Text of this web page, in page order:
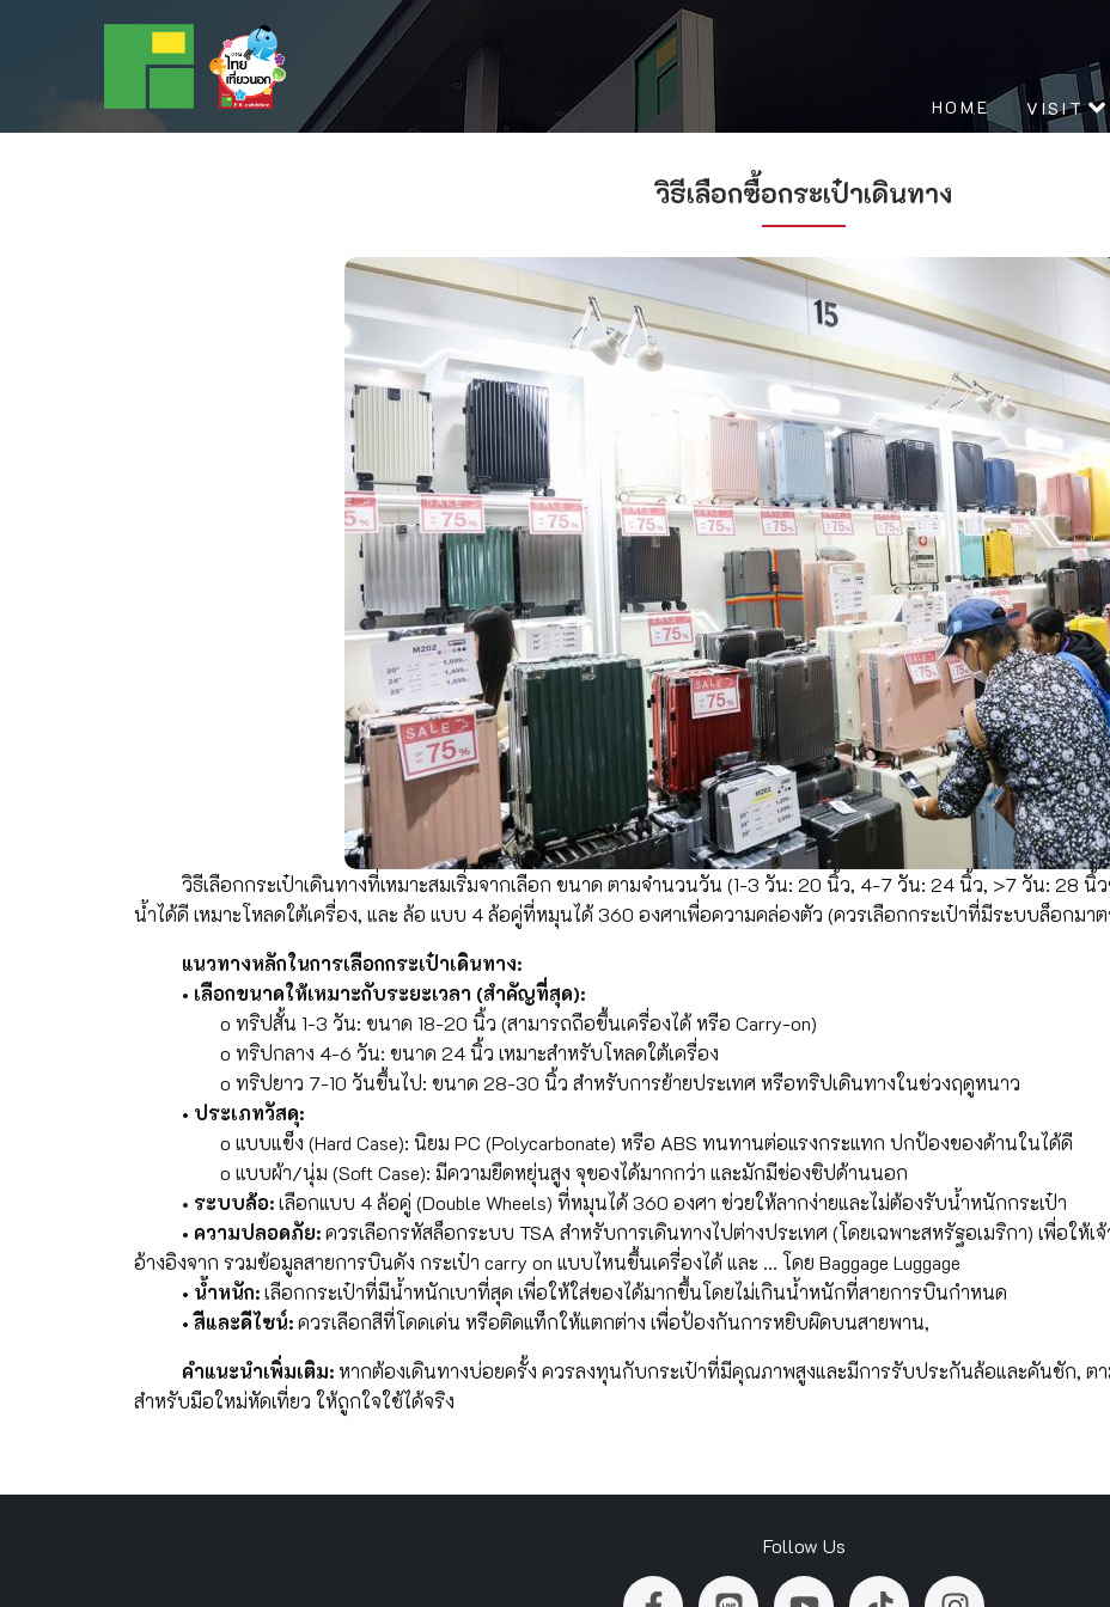
HOME VISIT
วิธีเลือกซื้อกระเป๋าเดินทาง
วิธีเลือกกระเป๋าเดินทางที่เหมาะสมเริ่มจากเลือก ขนาด ตามจำนวนวัน (1-3 วัน: 20 นิ้ว, 4-7 วัน: 24 นิ้ว, >7 วัน: 28
น้ำได้ดี เหมาะโหลดใต้เครื่อง, และ ล้อ แบบ 4 ล้อคู่ที่หมุนได้ 360 องศาเพื่อความคล่องตัว (ควรเลือกกระเป๋าที่มีระบบล็อกมา
แนวทางหลักในการเลือกกระเป๋าเดินทาง:
• เลือกขนาดให้เหมาะกับระยะเวลา (สำคัญที่สุด):
o ทริปสั้น 1-3 วัน: ขนาด 18-20 นิ้ว (สามารถถือขึ้นเครื่องได้ หรือ Carry-on)
o ทริปกลาง 4-6 วัน: ขนาด 24 นิ้ว เหมาะสำหรับโหลดใต้เครื่อง
o ทริปยาว 7-10 วันขึ้นไป: ขนาด 28-30 นิ้ว สำหรับการย้ายประเทศ หรือทริปเดินทางในช่วงฤดูหนาว
• ประเภทวัสดุ:
o แบบแข็ง (Hard Case): นิยม PC (Polycarbonate) หรือ ABS ทนทานต่อแรงกระแทก ปกป้องของด้านในได้ดี
o แบบผ้า/นุ่ม (Soft Case): มีความยืดหยุ่นสูง จุของได้มากกว่า และมักมีช่องซิปด้านนอก
• ระบบล้อ:เลือกแบบ 4 ล้อคู่ (Double Wheels) ที่หมุนได้ 360 องศา ช่วยให้ลากง่ายและไม่ต้องรับน้ำหนักกระเป๋า
• ความปลอดภัย:ควรเลือกรหัสล็อกระบบ TSA สำหรับการเดินทางไปต่างประเทศ (โดยเฉพาะสหรัฐอเมริกา) เพื่อให้
อ้างอิงจาก รวมข้อมูลสายการบินดัง กระเป๋า carry on แบบไหนขึ้นเครื่องได้ และ … โดย Baggage Luggage
• น้ำหนัก:เลือกกระเป๋าที่มีน้ำหนักเบาที่สุด เพื่อให้ใส่ของได้มากขึ้นโดยไม่เกินน้ำหนักที่สายการบินกำหนด
• สีและดีไซน์:ควรเลือกสีที่โดดเด่น หรือติดแท็กให้แตกต่าง เพื่อป้องกันการหยิบผิดบนสายพาน,
คำแนะนำเพิ่มเติม:หากต้องเดินทางบ่อยครั้ง ควรลงทุนกับกระเป๋าที่มีคุณภาพสูงและมีการรับประกันล้อและคันชัก, ตา
สำหรับมือใหม่หัดเที่ยว ให้ถูกใจใช้ได้จริง
Follow Us